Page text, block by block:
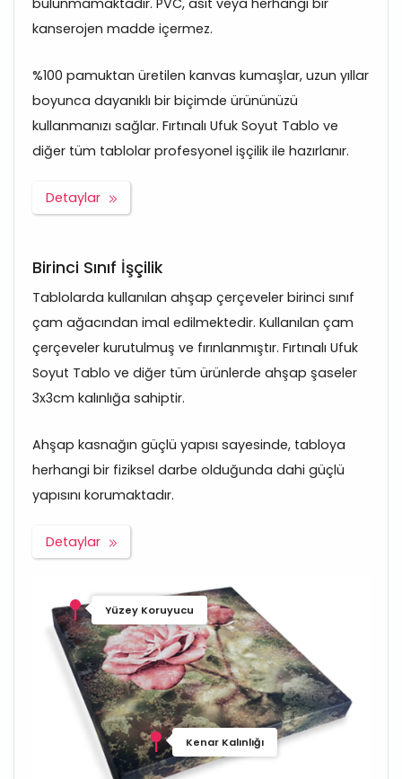
bulunmamaktadır. PVC, asit veya herhangi bir
kanserojen madde içermez.
%100 pamuktan üretilen kanvas kumaşlar, uzun yıllar
boyunca dayanıklı bir biçimde ürününüzü
kullanmanızı sağlar. Fırtınalı Ufuk Soyut Tablo ve
diğer tüm tablolar profesyonel işçilik ile hazırlanır.
Detaylar
Birinci Sınıf İşçilik
Tablolarda kullanılan ahşap çerçeveler birinci sınıf
çam ağacından imal edilmektedir. Kullanılan çam
çerçeveler kurutulmuş ve fırınlanmıştır. Fırtınalı Ufuk
Soyut Tablo ve diğer tüm ürünlerde ahşap şaseler
3x3cm kalınlığa sahiptir.
Ahşap kasnağın güçlü yapısı sayesinde, tabloya
herhangi bir fiziksel darbe olduğunda dahi güçlü
yapısını korumaktadır.
Detaylar
Yüzey Koruyucu
Kenar Kalınlığı